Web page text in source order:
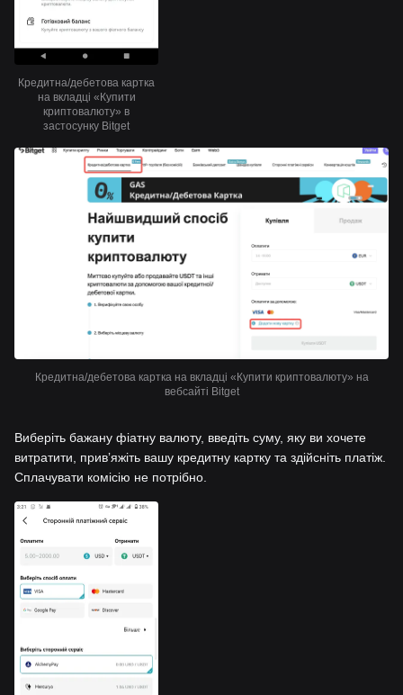
Кредитна/дебетова картка
на вкладці «Купити
криптовалюту» в
застосунку Bitget
Кредитна/дебетова картка на вкладці «Купити криптовалюту» на
вебсайті Bitget
Виберіть бажану фіатну валюту, введіть суму, яку ви хочете
витратити, привʼяжіть вашу кредитну картку та здійсніть платіж.
Сплачувати комісію не потрібно.